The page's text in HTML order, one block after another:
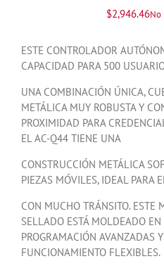
$2,946.46No
ESTE CONTROLADOR
CAPACIDAD PARA 500
UNA COMBINACIÓN ÚNICA,
METÁLICA MUY ROBUSTA Y
PROXIMIDAD PARA
EL AC-Q44 TIENE UNA
CONSTRUCCIÓN METÁLICA
PIEZAS MÓVILES, IDEAL PARA
CON MUCHO TRÁNSITO. ESTE
SELLADO ESTÁ MOLDEADO
PROGRAMACIÓN AVANZADAS
FUNCIONAMIENTO FLEXIBLES.